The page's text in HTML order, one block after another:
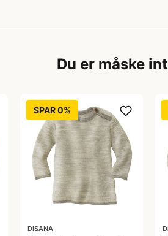
Du er måske
SPAR 0%
DISANA